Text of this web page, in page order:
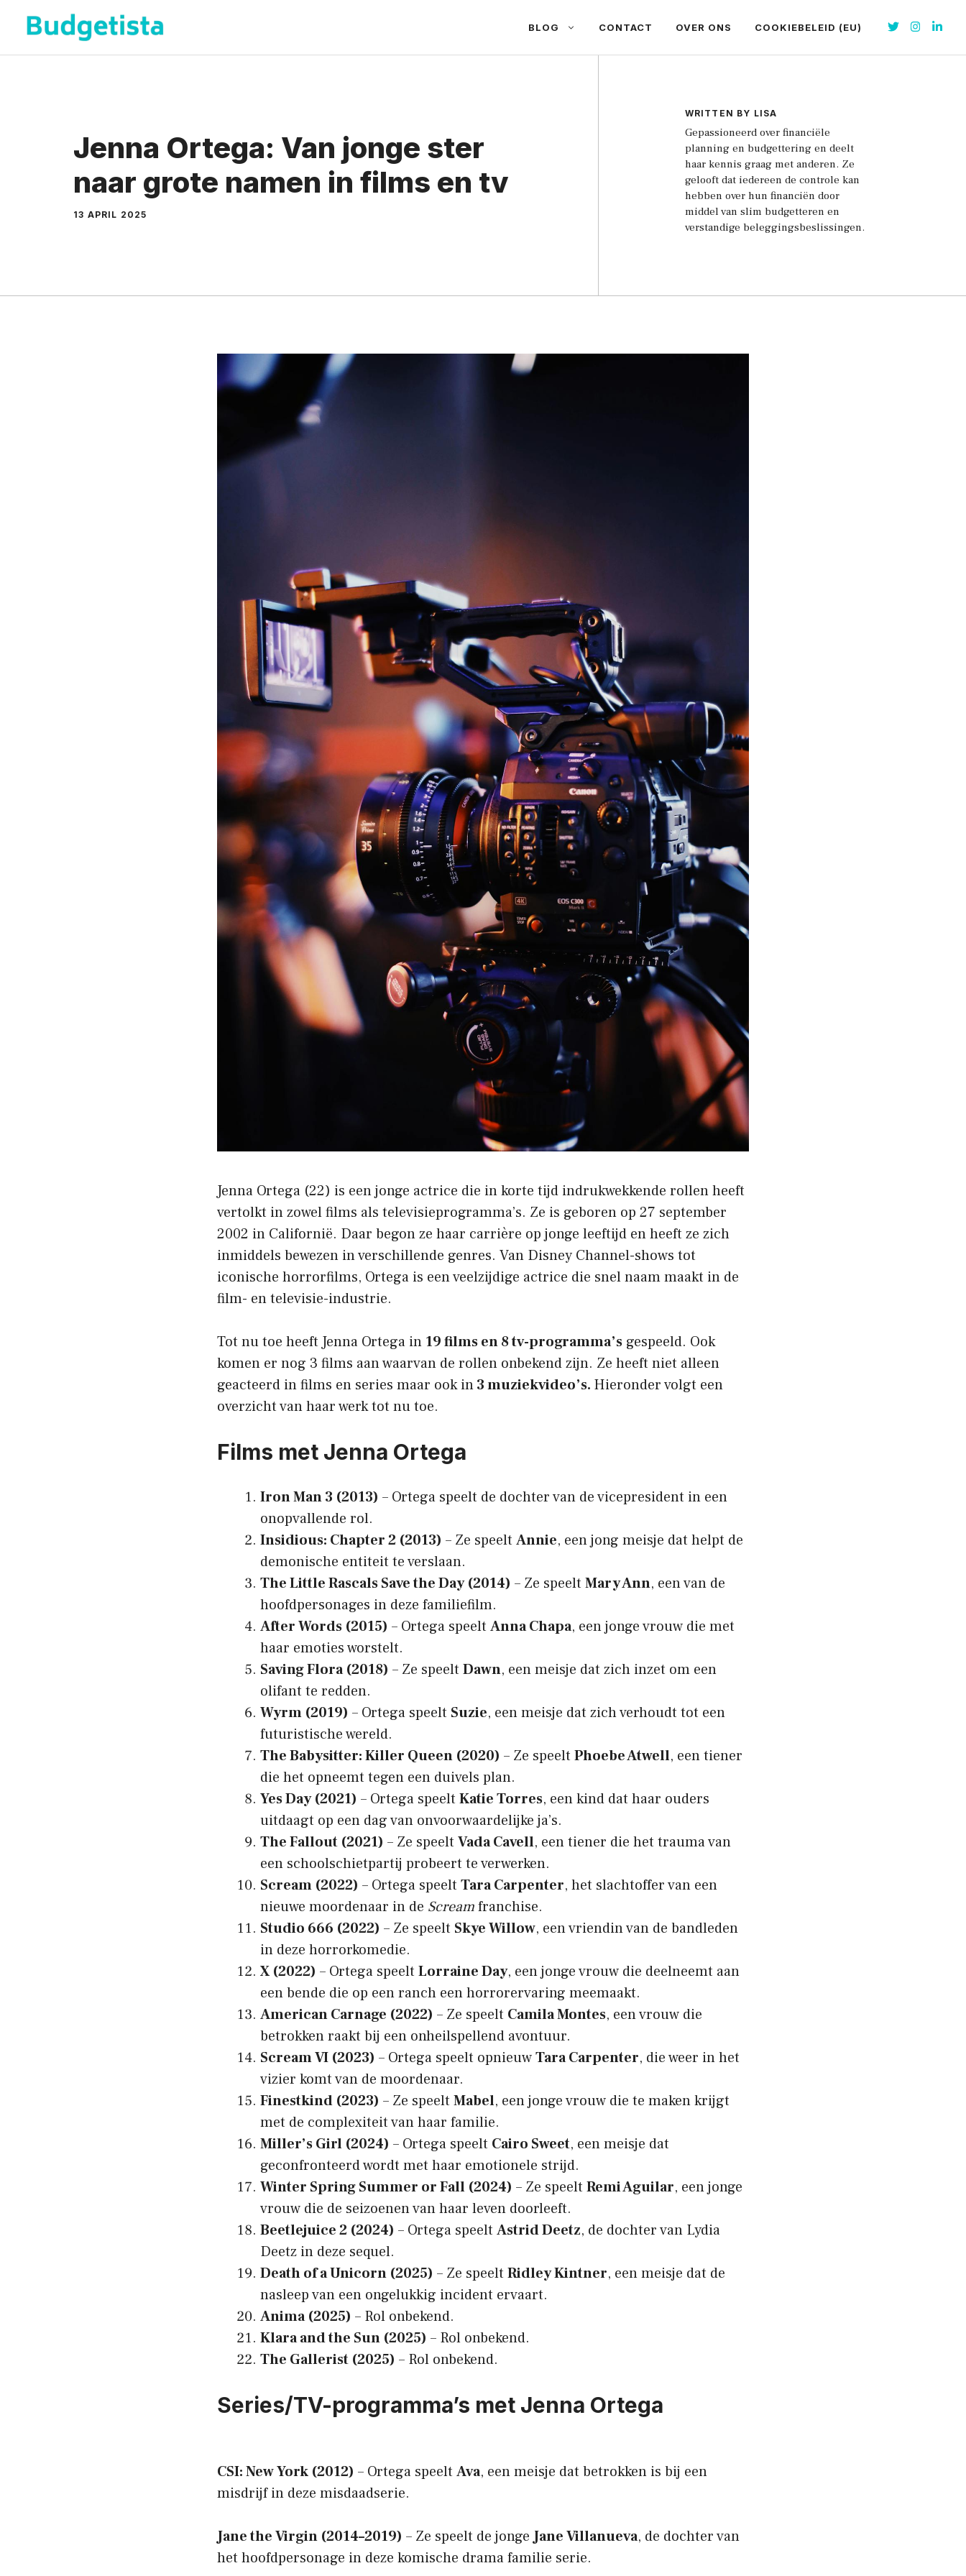
naar
de
BLOG CONTACT OVER ONS COOKIEBELEID (EU)
Jenna Ortega: Van jonge ster
naar grote namen in films en tv
13 APRIL 2025
WRITTEN BY LISA
Gepassioneerd over financiële
planning en budgettering en deelt
haar kennis graag met anderen. Ze
gelooft dat iedereen de controle kan
hebben over hun financiën door
middel van slim budgetteren en
verstandige beleggingsbeslissingen.
Jenna Ortega (22) is een jonge actrice die in korte tijd indrukwekkende rollen heeft
vertolkt in zowel films als televisieprogramma’s. Ze is geboren op 27 september
2002 in Californië. Daar begon ze haar carrière op jonge leeftijd en heeft ze zich
inmiddels bewezen in verschillende genres. Van Disney Channel-shows tot
iconische horrorfilms, Ortega is een veelzijdige actrice die snel naam maakt in de
film- en televisie-industrie.
Tot nu toe heeft Jenna Ortega in 19 films en 8 tv-programma’s gespeeld. Ook
komen er nog 3 films aan waarvan de rollen onbekend zijn. Ze heeft niet alleen
geacteerd in films en series maar ook in3 muziekvideo’s. Hieronder volgt een
overzicht van haar werk tot nu toe.
Films met Jenna Ortega
Iron Man 3 (2013) – Ortega speelt de dochter van de vicepresident in een
onopvallende rol.
Insidious: Chapter 2 (2013) – Ze speelt Annie, een jong meisje dat helpt de
demonische entiteit te verslaan.
The Little Rascals Save the Day (2014) – Ze speelt Mary Ann, een van de
hoofdpersonages in deze familiefilm.
After Words (2015) – Ortega speelt Anna Chapa, een jonge vrouw die met
haar emoties worstelt.
Saving Flora (2018) – Ze speelt Dawn, een meisje dat zich inzet om een
olifant te redden.
Wyrm (2019) – Ortega speelt Suzie, een meisje dat zich verhoudt tot een
futuristische wereld.
The Babysitter: Killer Queen (2020) – Ze speelt Phoebe Atwell, een tiener
die het opneemt tegen een duivels plan.
Yes Day (2021) – Ortega speelt Katie Torres, een kind dat haar ouders
uitdaagt op een dag van onvoorwaardelijke ja’s.
The Fallout (2021) – Ze speelt Vada Cavell, een tiener die het trauma van
een schoolschietpartij probeert te verwerken.
Scream (2022) – Ortega speelt Tara Carpenter, het slachtoffer van een
nieuwe moordenaar in de Screamfranchise.
Studio 666 (2022) – Ze speelt Skye Willow, een vriendin van de bandleden
in deze horrorkomedie.
X (2022) – Ortega speelt Lorraine Day, een jonge vrouw die deelneemt aan
een bende die op een ranch een horrorervaring meemaakt.
American Carnage (2022) – Ze speelt Camila Montes, een vrouw die
betrokken raakt bij een onheilspellend avontuur.
Scream VI (2023) – Ortega speelt opnieuwTara Carpenter, die weer in het
vizier komt van de moordenaar.
Finestkind (2023) – Ze speelt Mabel, een jonge vrouw die te maken krijgt
met de complexiteit van haar familie.
Miller’s Girl (2024) – Ortega speelt Cairo Sweet, een meisje dat
geconfronteerd wordt met haar emotionele strijd.
Winter Spring Summer or Fall (2024) – Ze speelt Remi Aguilar, een jonge
vrouw die de seizoenen van haar leven doorleeft.
Beetlejuice 2 (2024) – Ortega speelt Astrid Deetz, de dochter van Lydia
Deetz in deze sequel.
Death of a Unicorn (2025) – Ze speelt Ridley Kintner, een meisje dat de
nasleep van een ongelukkig incident ervaart.
Anima (2025) – Rol onbekend.
Klara and the Sun (2025) – Rol onbekend.
The Gallerist (2025) – Rol onbekend.
Series/TV-programma’s met Jenna Ortega
CSI: New York (2012) – Ortega speelt Ava, een meisje dat betrokken is bij een
misdrijf in deze misdaadserie.
Jane the Virgin (2014–2019) – Ze speelt de jongeJane Villanueva, de dochter van
het hoofdpersonage in deze komische drama familie serie.